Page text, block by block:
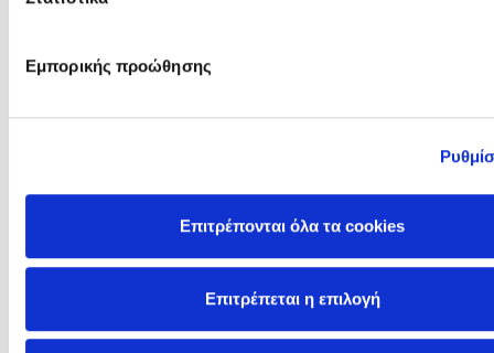
Εμπορικής προώθησης
Επιτρέπονται όλα τα cookies
Επιτρέπεται η επιλογή